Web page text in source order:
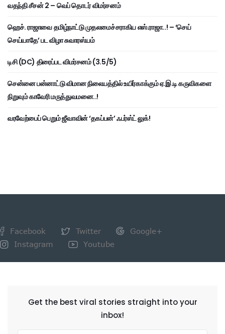
வதந்தி சீசன் 2 – வெப் தொடர் விமர்சனம்
ஹெச். ராஜாவை தமிழ்நாட்டு முதலமைச்சராகிய எஸ்.ராஜா..! – ‘செய்
செய்யாதே’ பட விழா சுவாரஸ்யம்
டிசி (DC) திரைப்பட விமர்சனம் (3.5/5)
சென்னை பன்னாட்டு விமான நிலையத்தில் உயிர்காக்கும் ஏ.இ.டி கருவிகளை
நிறுவும் காவேரி மருத்துவமனை..!
வரவேற்பைப் பெறும் ஜீவாவின் ‘தகப்பன்’ ஃபர்ஸ்ட் லுக்!
Facebook Twitter
Google+
Instagram
Youtube
Get the best viral stories straight into your
inbox!